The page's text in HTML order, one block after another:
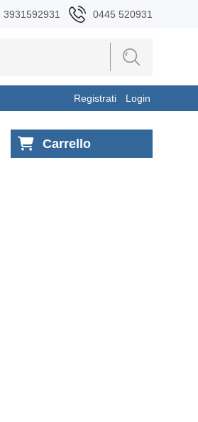
3931592931 0445 520931
Registrati Login
Carrello